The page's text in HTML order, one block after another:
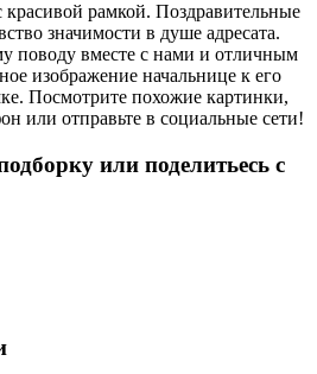
красивой рамкой. Поздравительные
значимости в душе адресата.
поводу вместе с нами и отличным
изображение начальнице к его
Посмотрите похожие картинки,
или отправьте в социальные сети!
или поделитьесь с